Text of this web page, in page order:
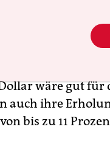
Bereich um die
positiv für
wäre gut für
auch ihre
bis zu 11